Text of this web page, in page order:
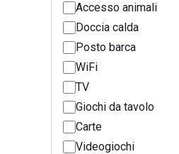
Accesso animali
Doccia calda
Posto barca
WiFi
TV
Giochi da tavolo
Carte
Videogiochi